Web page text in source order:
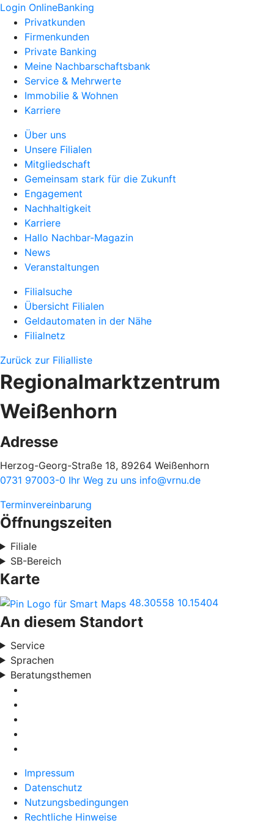
Login OnlineBanking
Privatkunden
Firmenkunden
Private Banking
Meine Nachbarschaftsbank
Service & Mehrwerte
Immobilie & Wohnen
Karriere
Über uns
Unsere Filialen
Mitgliedschaft
Gemeinsam stark für die Zukunft
Engagement
Nachhaltigkeit
Karriere
Hallo Nachbar-Magazin
News
Veranstaltungen
Filialsuche
Übersicht Filialen
Geldautomaten in der Nähe
Filialnetz
Zurück zur Filialliste
Regionalmarktzentrum
Weißenhorn
Adresse
Herzog-Georg-Straße 18, 89264 Weißenhorn
0731 97003-0 Ihr Weg zu uns info@vrnu.de
Terminvereinbarung
Öffnungszeiten
Filiale
SB-Bereich
Karte
48.30558 10.15404
An diesem Standort
Service
Sprachen
Beratungsthemen
Impressum
Datenschutz
Nutzungsbedingungen
Rechtliche Hinweise